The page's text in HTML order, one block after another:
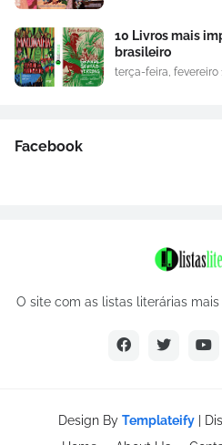
10 Livros mais
brasileiro
terça-feira, fevereiro
Facebook
O site com as listas literárias mais
Design By Templateify|